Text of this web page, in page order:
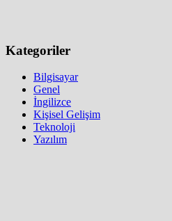
Kategoriler
Bilgisayar
Genel
İngilizce
Kişisel Gelişim
Teknoloji
Yazılım